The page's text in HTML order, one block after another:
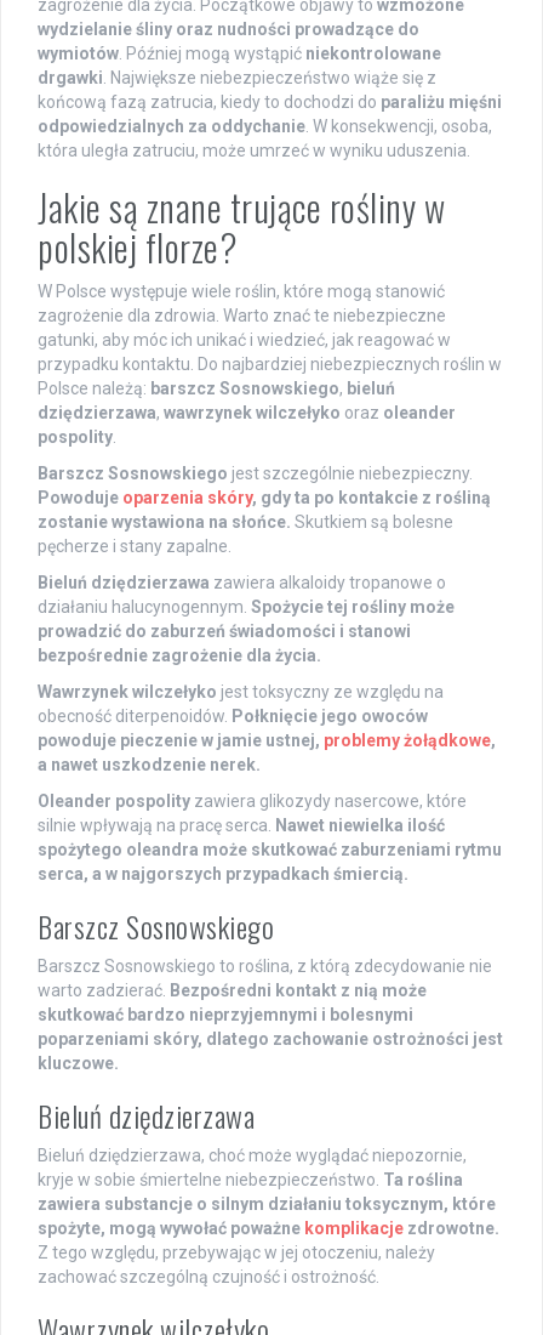
zagrożenie dla życia. Początkowe objawy to wzmożone
wydzielanie śliny oraz nudności prowadzące do
wymiotów. Później mogą wystąpić niekontrolowane
drgawki. Największe niebezpieczeństwo wiąże się z
końcową fazą zatrucia, kiedy to dochodzi do paraliżu mięśni
odpowiedzialnych za oddychanie. W konsekwencji, osoba,
która uległa zatruciu, może umrzeć w wyniku uduszenia.
Jakie są znane trujące rośliny w
polskiej florze?
W Polsce występuje wiele roślin, które mogą stanowić
zagrożenie dla zdrowia. Warto znać te niebezpieczne
gatunki, aby móc ich unikać i wiedzieć, jak reagować w
przypadku kontaktu. Do najbardziej niebezpiecznych roślin w
Polsce należą: barszcz Sosnowskiego, bieluń
dziędzierzawa, wawrzynek wilczełyko oraz oleander
pospolity.
Barszcz Sosnowskiego jest szczególnie niebezpieczny.
Powoduje oparzenia skóry, gdy ta po kontakcie z rośliną
zostanie wystawiona na słońce. Skutkiem są bolesne
pęcherze i stany zapalne.
Bieluń dziędzierzawa zawiera alkaloidy tropanowe o
działaniu halucynogennym. Spożycie tej rośliny może
prowadzić do zaburzeń świadomości i stanowi
bezpośrednie zagrożenie dla życia.
Wawrzynek wilczełyko jest toksyczny ze względu na
obecność diterpenoidów. Połknięcie jego owoców
powoduje pieczenie w jamie ustnej, problemy żołądkowe,
a nawet uszkodzenie nerek.
Oleander pospolity zawiera glikozydy nasercowe, które
silnie wpływają na pracę serca. Nawet niewielka ilość
spożytego oleandra może skutkować zaburzeniami rytmu
serca, a w najgorszych przypadkach śmiercią.
Barszcz Sosnowskiego
Barszcz Sosnowskiego to roślina, z którą zdecydowanie nie
warto zadzierać. Bezpośredni kontakt z nią może
skutkować bardzo nieprzyjemnymi i bolesnymi
poparzeniami skóry, dlatego zachowanie ostrożności jest
kluczowe.
Bieluń dziędzierzawa
Bieluń dziędzierzawa, choć może wyglądać niepozornie,
kryje w sobie śmiertelne niebezpieczeństwo. Ta roślina
zawiera substancje o silnym działaniu toksycznym, które
spożyte, mogą wywołać poważne komplikacje zdrowotne.
Z tego względu, przebywając w jej otoczeniu, należy
zachować szczególną czujność i ostrożność.